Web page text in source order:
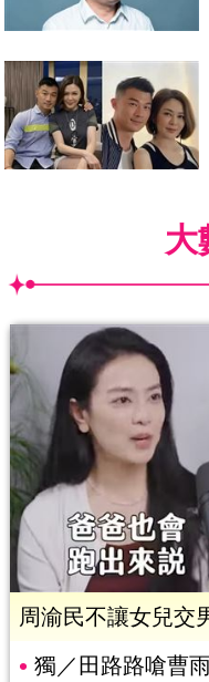
大
周渝民不讓女兒
獨／田路路嗆曹